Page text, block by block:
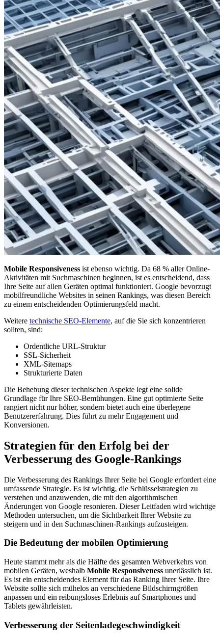
Mobile Responsiveness ist ebenso wichtig. Da 68 % aller Online-
Aktivitäten mit Suchmaschinen beginnen, ist es entscheidend, dass
Ihre Seite auf allen Geräten optimal funktioniert. Google bevorzugt
mobilfreundliche Websites in seinen Rankings, was diesen Bereich
zu einem entscheidenden Optimierungsfeld macht.
Weitere technische SEO-Elemente, auf die Sie sich konzentrieren
sollten, sind:
Ordentliche URL-Struktur
SSL-Sicherheit
XML-Sitemaps
Strukturierte Daten
Die Behebung dieser technischen Aspekte legt eine solide
Grundlage für Ihre SEO-Bemühungen. Eine gut optimierte Seite
rangiert nicht nur höher, sondern bietet auch eine überlegene
Benutzererfahrung. Dies führt zu mehr Engagement und
Konversionen.
Strategien für den Erfolg bei der
Verbesserung des Google-Rankings
Die Verbesserung des Rankings Ihrer Seite bei Google erfordert eine
umfassende Strategie. Es ist wichtig, die Schlüsselstrategien zu
verstehen und anzuwenden, die mit den algorithmischen
Änderungen von Google resonieren. Dieser Leitfaden wird wichtige
Methoden untersuchen, um die Sichtbarkeit Ihrer Website zu
steigern und in den Suchmaschinen-Rankings aufzusteigen.
Die Bedeutung der mobilen Optimierung
Heute stammt mehr als die Hälfte des gesamten Webverkehrs von
mobilen Geräten, weshalb Mobile Responsiveness unerlässlich ist.
Es ist ein entscheidendes Element für das Ranking Ihrer Seite. Ihre
Website sollte sich mühelos an verschiedene Bildschirmgrößen
anpassen und ein reibungsloses Erlebnis auf Smartphones und
Tablets gewährleisten.
Verbesserung der Seitenladegeschwindigkeit